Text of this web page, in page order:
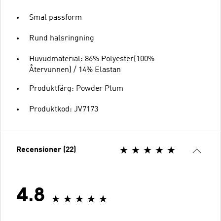
Smal passform
Rund halsringning
Huvudmaterial: 86% Polyester(100%
Återvunnen) / 14% Elastan
Produktfärg: Powder Plum
Produktkod: JV7173
Recensioner (22)
4.8